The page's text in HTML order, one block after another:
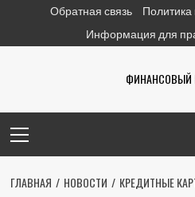
содержимому
Обратная связь
Информация для
ФИНАНСОВЫЙ
меню
ГЛАВНАЯ НОВОСТИ КРЕДИТНЫЕ